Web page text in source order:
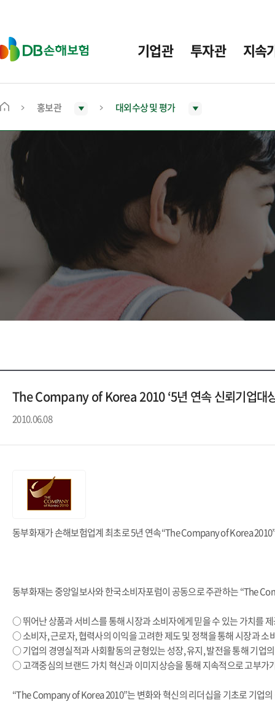
D
B
보
기업관 투자관 지속
메
홍보관 대외수상 및 평가
The Company of Korea 2010 ‘5년 연속 신뢰기업대
2010.06.08
동부화재가 손해보험업계 최초로 5년 연속“The Company of Korea
동부화재는 중앙일보사와 한국소비자포럼이 공동으로 주관하는 “The
○ 뛰어난 상품과 서비스를 통해 시장과 소비자에게 믿을 수 있는 가치를
○ 소비자, 근로자, 협력사의 이익을 고려한 제도 및 정책을 통해 시장과
○ 기업의 경영실적과 사회활동의 균형있는 성장, 유지, 발전을 통해 기업
○ 고객중심의 브랜드 가치 혁신과 이미지상승을 통해 지속적으로 고부
“The Company of Korea 2010”는 변화와 혁신의 리더십을 기초로 기업